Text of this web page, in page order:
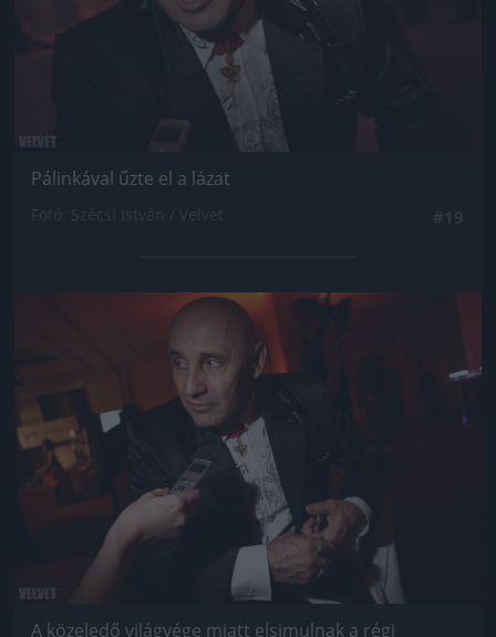
Pálinkával űzte el a lázat
Jön még kép!
A közeledő világvége miatt elsimulnak a régi